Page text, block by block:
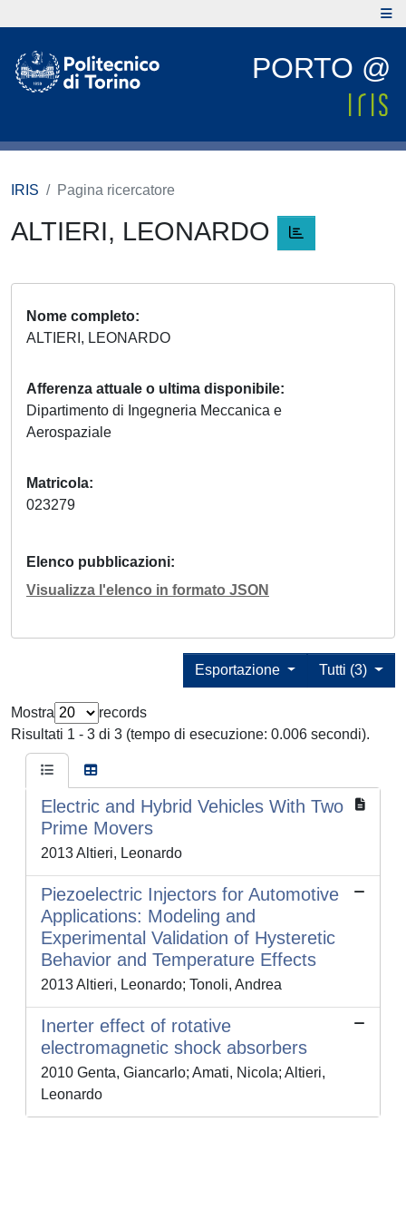
PORTO @
IRIS Pagina ricercatore
ALTIERI, LEONARDO
Nome completo
ALTIERI, LEONARDO
Afferenza attuale o ultima disponibile
Dipartimento di Ingegneria Meccanica e
Aerospaziale
Matricola
023279
Elenco pubblicazioni
Visualizza l'elenco in formato JSON
Tutti (3)
Esportazione
Mostra
records
Risultati 1 - 3 di 3 (tempo di esecuzione: 0.006 secondi).
Electric and Hybrid Vehicles With Two
Prime Movers
2013 Altieri, Leonardo
Piezoelectric Injectors for Automotive
Applications: Modeling and
Experimental Validation of Hysteretic
Behavior and Temperature Effects
2013 Altieri, Leonardo; Tonoli, Andrea
Inerter effect of rotative
electromagnetic shock absorbers
2010 Genta, Giancarlo; Amati, Nicola; Altieri,
Leonardo